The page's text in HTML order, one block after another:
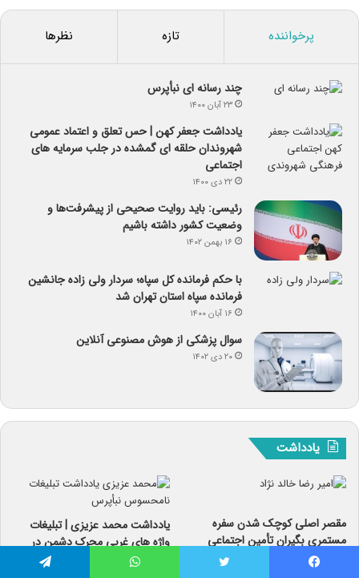
پرخواننده تازه نظرها
چند رسانه ای نبأپرس
۲۳ آبان ۱۴۰۰
یادداشت جعفر کهن | حس تعلق و اعتماد عمومی
شهروندان حلقه ای گمشده در جلب سرمایه های
اجتماعی
۲۲ دی ۱۴۰۰
رئیسی: باید روایت صحیحی از پیشرفت‌ها و
وضعیت کشور داشته باشیم
۱۶ بهمن ۱۴۰۲
با حکم فرمانده کل سپاه؛ سردار ولی زاده جانشین
فرمانده سپاه استان تهران شد
۱۶ آبان ۱۴۰۰
سوال پزشکی از هوش مصنوعی آنلاین
۲۰ دی ۱۴۰۲
یادداشت
مقصر اصلی کوچک شدن سفره
مستمری بگیران تأمین اجتماعی
کیست؟
یادداشت محمد عزیزی | تبلیغات
واژه های غربی محرک دشمن در
محصولات غذایی